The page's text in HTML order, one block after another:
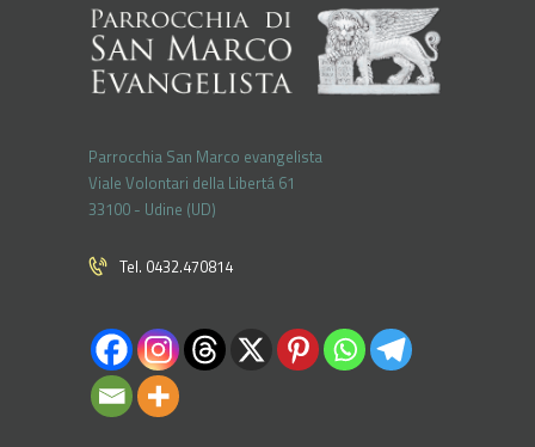
Parrocchia San Marco evangelista
Viale Volontari della Libertá 61
33100 - Udine (UD)
Tel. 0432.470814